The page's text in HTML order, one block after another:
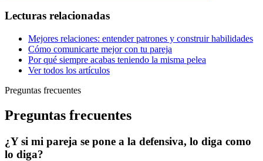
Lecturas relacionadas
Mejores relaciones: entender patrones y construir habilidades
Cómo comunicarte mejor con tu pareja
Por qué siempre acabas teniendo la misma pelea
Ver todos los artículos
Preguntas frecuentes
Preguntas frecuentes
¿Y si mi pareja se pone a la defensiva, lo diga como
lo diga?